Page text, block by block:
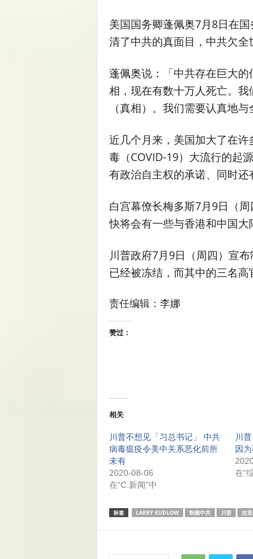
美国国务卿蓬佩奥7月8日在
清了中共的真面目，中共欠全
蓬佩奥说：「中共存在巨大
相，现在有数十万人死亡。
（真相）。我们需要认真地与
近几个月来，美国加大了在
毒（COVID-19）大流行的起
有政治自主权的承诺、同时还
白宫幕僚长梅多斯7月9日（
快将会有一些与香港和中国大
川普政府7月9日（周四）宣
已经被冻结，而其中的三名高
责任编辑：李娜
赞过：
相关
川普不想见「习总书记」 中共
病毒瘟疫令美中关系恶化前所
未有
2020-08-06
在“C.新闻”中
川
因
在“
标签 LARRY KUDLOW 制裁中共 川普 拉